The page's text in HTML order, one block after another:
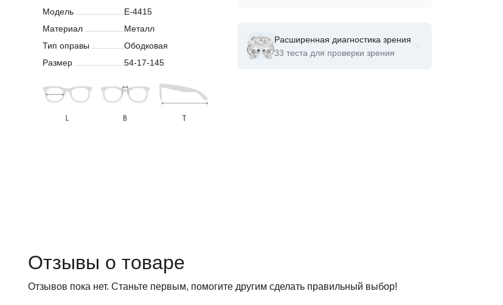
Модель
E-4415
Материал
Металл
Тип оправы
Ободковая
Размер
54-17-145
Расширенная диагностика зрения
33 теста для проверки зрения
Отзывы о товаре
Отзывов пока нет. Станьте первым, помогите другим сделать правильный выбор!